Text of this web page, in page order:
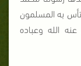
به المسلمون
الله وعباده